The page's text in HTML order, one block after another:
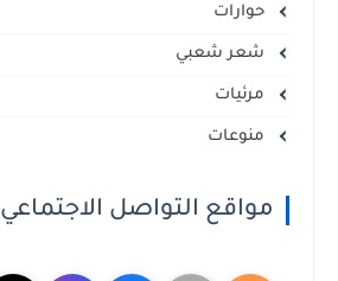
حوارات
شعر شعبي
مرئيات
منوعات
مواقع التواصل الاجتماعي